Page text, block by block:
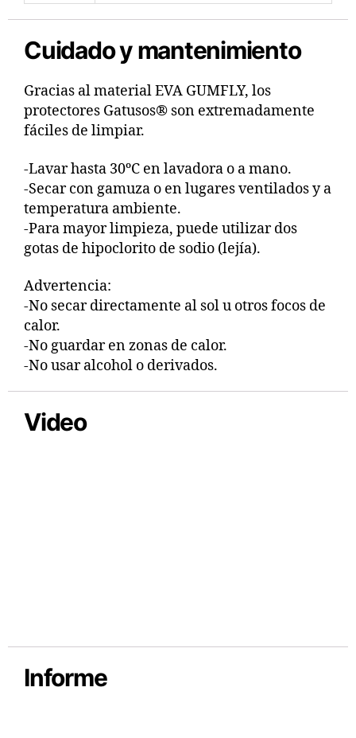
Cuidado y mantenimiento
Gracias al material EVA GUMFLY, los
protectores Gatusos® son extremadamente
fáciles de limpiar.
-Lavar hasta 30ºC en lavadora o a mano.
-Secar con gamuza o en lugares ventilados y a
temperatura ambiente.
-Para mayor limpieza, puede utilizar dos
gotas de hipoclorito de sodio (lejía).
Advertencia:
-No secar directamente al sol u otros focos de
calor.
-No guardar en zonas de calor.
-No usar alcohol o derivados.
Video
Informe